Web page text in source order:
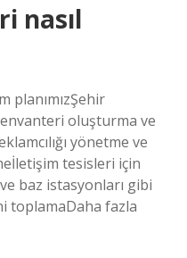
nasıl
planımızŞehir
oluşturma ve
yönetme ve
tesisleri için
baz istasyonları gibi
toplamaDaha fazla